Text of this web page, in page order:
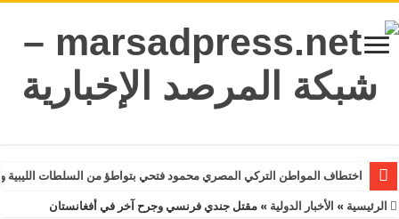
اختطاف المواطن التركي المصري محمود فتحي بتواطؤ من السلطات
الرئيسية » الأخبار الدولية » مقتل جندي فرنسي وجرح آخر في أفغانستان